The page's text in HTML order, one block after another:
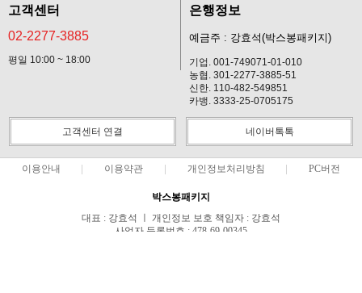
고객센터
02-2277-3885
평일 10:00 ~ 18:00
은행정보
예금주 : 강효석(박스봉패키지)
기업. 001-749071-01-010
농협. 301-2277-3885-51
신한. 110-482-549851
카뱅. 3333-25-0705175
고객센터 연결 네이버톡톡
이용안내 이용약관 개인정보처리방침 PC버전
박스봉패키지
대표 : 강효석 ㅣ 개인정보 보호 책임자 : 강효석
사업자 등록번호 : 478-69-00345